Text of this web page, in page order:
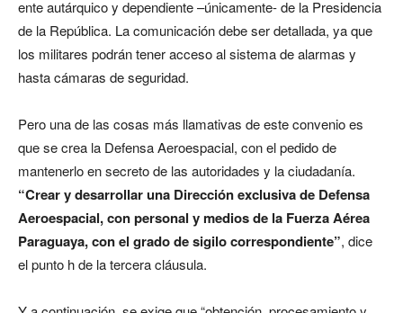
ente autárquico y dependiente –únicamente- de la Presidencia
de la República. La comunicación debe ser detallada, ya que
los militares podrán tener acceso al sistema de alarmas y
hasta cámaras de seguridad.
Pero una de las cosas más llamativas de este convenio es
que se crea la Defensa Aeroespacial, con el pedido de
mantenerlo en secreto de las autoridades y la ciudadanía.
“Crear y desarrollar una Dirección exclusiva de Defensa
Aeroespacial, con personal y medios de la Fuerza Aérea
Paraguaya, con el grado de sigilo correspondiente”, dice
el punto h de la tercera cláusula.